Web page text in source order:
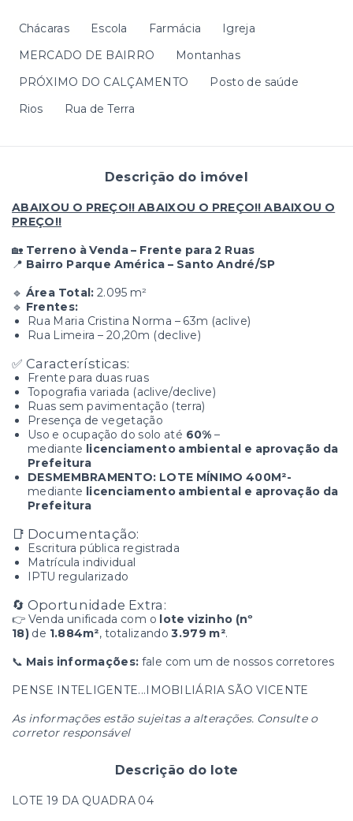
Chácaras Escola Farmácia
Igreja
MERCADO DE BAIRRO
Montanhas
PRÓXIMO DO CALÇAMENTO
Posto de saúde
Rios
Rua de Terra
Descrição do imóvel
ABAIXOU O PREÇO!! ABAIXOU O PREÇO!! ABAIXOU O
PREÇO!!
🏡 Terreno à Venda – Frente para 2 Ruas
📍 Bairro Parque América – Santo André/SP
🔹 Área Total: 2.095 m²
🔹 Frentes:
Rua Maria Cristina Norma – 63m (aclive)
Rua Limeira – 20,20m (declive)
✅ Características:
Frente para duas ruas
Topografia variada (aclive/declive)
Ruas sem pavimentação (terra)
Presença de vegetação
Uso e ocupação do solo até 60% –
mediante licenciamento ambiental e aprovação da
Prefeitura
DESMEMBRAMENTO: LOTE MÍNIMO 400M²-
mediante licenciamento ambiental e aprovação da
Prefeitura
📑 Documentação:
Escritura pública registrada
Matrícula individual
IPTU regularizado
🔄 Oportunidade Extra:
👉 Venda unificada com o lote vizinho (nº
18)de 1.884m², totalizando3.979 m².
📞 Mais informações: fale com um de nossos corretores
PENSE INTELIGENTE...IMOBILIÁRIA SÃO VICENTE
As informações estão sujeitas a alterações. Consulte o
corretor responsável
Descrição do lote
LOTE 19 DA QUADRA 04